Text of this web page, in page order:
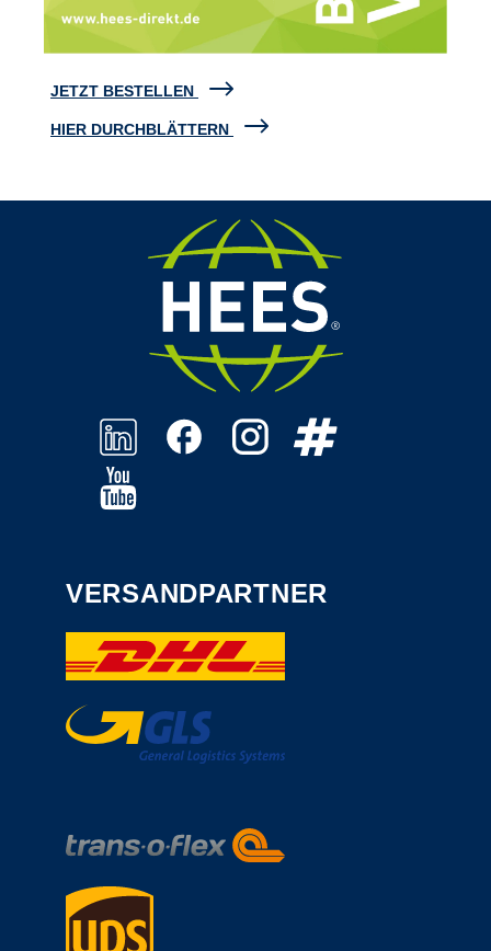
JETZT BESTELLEN
HIER DURCHBLÄTTERN
VERSANDPARTNER